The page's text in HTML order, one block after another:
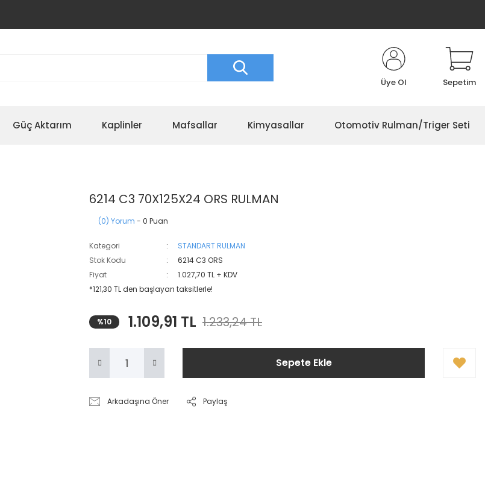
Üye Ol Sepetim
Güç Aktarım Kaplinler Mafsallar Kimyasallar Otomotiv Rulman/Triger Seti
6214 C3 70X125X24 ORS RULMAN
(0) Yorum - 0 Puan
Kategori
STANDART RULMAN
Stok Kodu
6214 C3 ORS
Fiyat
1.027,70 TL + KDV
*121,30 TL den başlayan taksitlerle!
%10 1.109,91 TL 1.233,24 TL
Sepete Ekle
Arkadaşına Öner Paylaş